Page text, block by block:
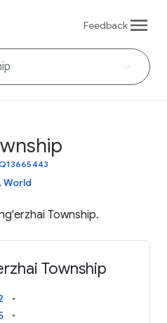
Feedback
, World
Township.
Township